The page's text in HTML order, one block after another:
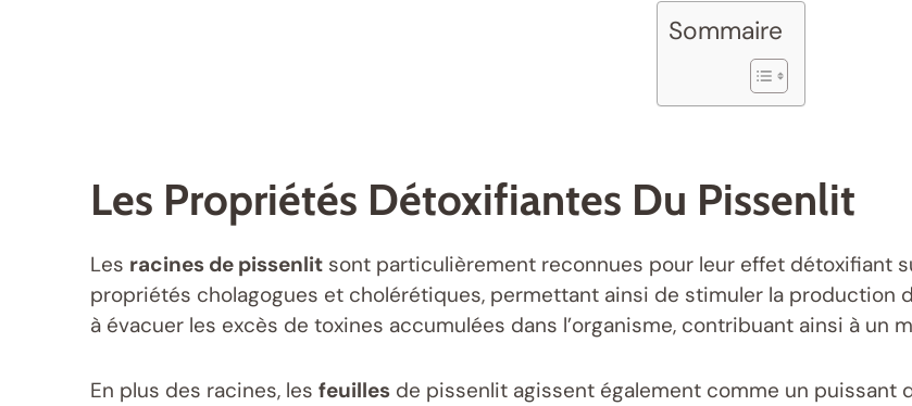
Sommaire
Les Propriétés Détoxifiantes Du Pissenlit
Les racines de pissenlit sont particulièrement reconnues pour leur effet détoxifiant
propriétés cholagogues et cholérétiques, permettant ainsi de stimuler la production
à évacuer les excès de toxines accumulées dans l’organisme, contribuant ainsi à un
En plus des racines, les feuilles de pissenlit agissent également comme un puissant